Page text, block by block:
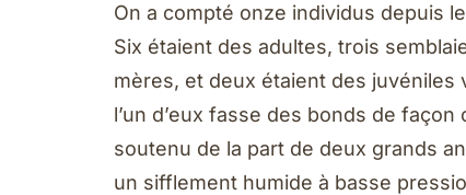
On a compté onze individus depuis
Six étaient des adultes, trois
mères, et deux étaient des
l’un d’eux fasse des bonds de
soutenu de la part de deux grands
un sifflement humide à basse